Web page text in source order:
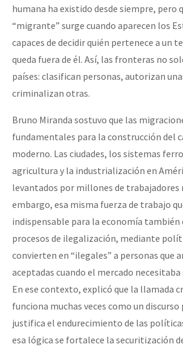
humana ha existido desde siempre, pero
“migrante” surge cuando aparecen los
capaces de decidir quién pertenece a un
queda fuera de él. Así, las fronteras no
países: clasifican personas, autorizan
criminalizan otras.
Bruno Miranda sostuvo que las
fundamentales para la construcción del
moderno. Las ciudades, los sistemas
agricultura y la industrialización en
levantados por millones de trabajadores
embargo, esa misma fuerza de trabajo
indispensable para la economía también
procesos de ilegalización, mediante
convierten en “ilegales” a personas que
aceptadas cuando el mercado
En ese contexto, explicó que la llamada
funciona muchas veces como un
justifica el endurecimiento de las
esa lógica se fortalece la securitización